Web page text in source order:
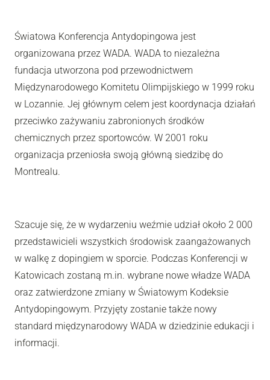
Światowa Konferencja Antydopingowa jest
organizowana przez WADA. WADA to niezależna
fundacja utworzona pod przewodnictwem
Międzynarodowego Komitetu Olimpijskiego w 1999 roku
w Lozannie. Jej głównym celem jest koordynacja działań
przeciwko zażywaniu zabronionych środków
chemicznych przez sportowców. W 2001 roku
organizacja przeniosła swoją główną siedzibę do
Montrealu.
Szacuje się, że w wydarzeniu weźmie udział około 2 000
przedstawicieli wszystkich środowisk zaangażowanych
w walkę z dopingiem w sporcie. Podczas Konferencji w
Katowicach zostaną m.in. wybrane nowe władze WADA
oraz zatwierdzone zmiany w Światowym Kodeksie
Antydopingowym. Przyjęty zostanie także nowy
standard międzynarodowy WADA w dziedzinie edukacji i
informacji.